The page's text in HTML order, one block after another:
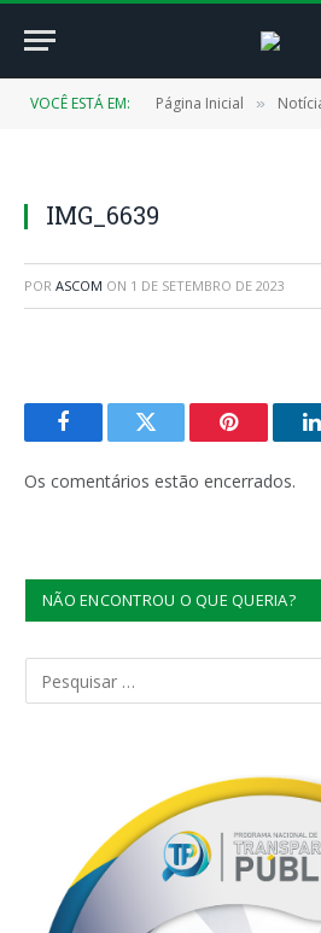
VOCÊ ESTÁ EM: Página Inicial »
IMG_6639
POR ASCOM ON 1 DE SETEMBRO DE 2023
FacebookTwitter Pinterest
Os comentários estão encerrados.
NÃO ENCONTROU O QUE QUERIA?